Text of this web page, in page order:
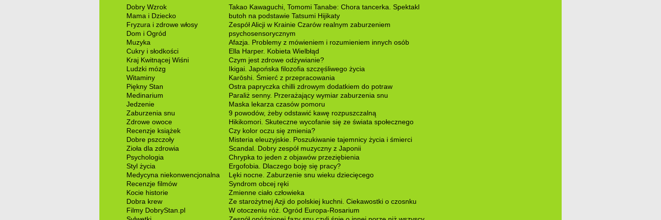
Dobry Wzrok
Mama i Dziecko
Fryzura i zdrowe włosy
Dom i Ogród
Muzyka
Cukry i słodkości
Kraj Kwitnącej Wiśni
Ludzki mózg
Witaminy
Piękny Stan
Medinarium
Jedzenie
Zaburzenia snu
Zdrowe owoce
Recenzje książek
Dobre pszczoły
Zioła dla zdrowia
Psychologia
Styl życia
Medycyna niekonwencjonalna
Recenzje filmów
Kocie historie
Dobra krew
Filmy DobryStan.pl
Takao Kawaguchi, Tomomi Tanabe: Chora tancerka. Spektakl
butoh na podstawie Tatsumi Hijikaty
Zespół Alicji w Krainie Czarów realnym zaburzeniem
psychosensorycznym
Afazja. Problemy z mówieniem i rozumieniem innych osób
Ella Harper. Kobieta Wielbłąd
Czym jest zdrowe odżywianie?
Ikigai. Japońska filozofia szczęśliwego życia
Karōshi. Śmierć z przepracowania
Ostra papryczka chilli zdrowym dodatkiem do potraw
Paraliż senny. Przerażający wymiar zaburzenia snu
Maska lekarza czasów pomoru
9 powodów, żeby odstawić kawę rozpuszczalną
Hikikomori. Skuteczne wycofanie się ze świata społecznego
Czy kolor oczu się zmienia?
Misteria eleuzyjskie. Poszukiwanie tajemnicy życia i śmierci
Scandal. Dobry zespół muzyczny z Japonii
Chrypka to jeden z objawów przeziębienia
Ergofobia. Dlaczego boję się pracy?
Lęki nocne. Zaburzenie snu wieku dziecięcego
Syndrom obcej ręki
Zmienne ciało człowieka
Ze starożytnej Azji do polskiej kuchni. Ciekawostki o czosnku
W otoczeniu róż. Ogród Europa-Rosarium